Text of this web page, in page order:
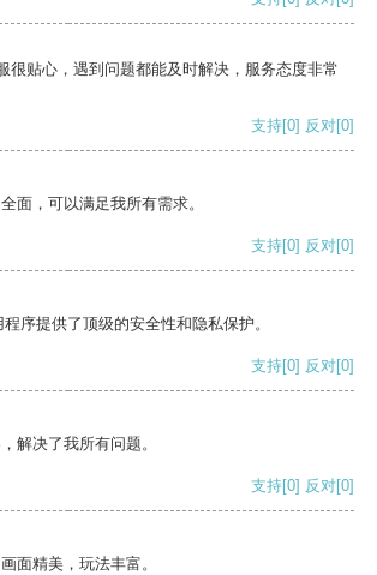
很贴心，遇到问题都能及时解决，服务态度非常
支持[0] 反对[0]
面，可以满足我所有需求。
支持[0] 反对[0]
序提供了顶级的安全性和隐私保护。
支持[0] 反对[0]
解决了我所有问题。
支持[0] 反对[0]
面精美，玩法丰富。